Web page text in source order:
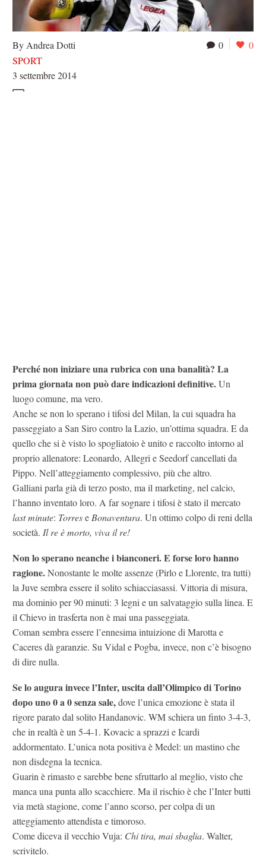
0 0
By Andrea Dotti
SPORT
3 settembre 2014
Perché non iniziare una rubrica con una banalità? La
prima giornata non può dare indicazioni definitive.Un
luogo comune, ma vero.
Anche se non lo sperano i tifosi del Milan, la cui squadra ha
passeggiato a San Siro contro la Lazio, un’ottima squadra. E da
quello che si è visto lo spogliatoio è unito e raccolto intorno al
proprio allenatore: Leonardo, Allegri e Seedorf cancellati da
Pippo. Nell’atteggiamento complessivo, più che altro.
Galliani parla già di terzo posto, ma il marketing, nel calcio,
l’hanno inventato loro. A far sognare i tifosi è stato il mercato
last minute: TorreseBonaventura. Un ottimo colpo di reni della
società. Il re è morto, viva il re!
Non lo sperano neanche i bianconeri. E forse loro hanno
ragione.Nonostante le molte assenze (Pirlo e Llorente, tra tutti)
la Juve sembra essere il solito schiacciasassi. Vittoria di misura,
ma dominio per 90 minuti: 3 legni e un salvataggio sulla linea. E
il Chievo in trasferta non è mai una passeggiata.
Coman sembra essere l’ennesima intuizione di Marotta e
Caceres dà garanzie. Su Vidal e Pogba, invece, non c’è bisogno
di dire nulla.
Se lo augura invece l’Inter, uscita dall’Olimpico di Torino
dopo uno 0 a 0 senza sale,dove l’unica emozione è stata il
rigore parato dal solito Handanovic. WM schiera un finto 3-4-3,
che in realtà è un 5-4-1. Kovacic a sprazzi e Icardi
addormentato. L’unica nota positiva è Medel: un mastino che
non disdegna la tecnica.
Guarin è rimasto e sarebbe bene sfruttarlo al meglio, visto che
manca una punta allo scacchiere. Ma il rischio è che l’Inter butti
via metà stagione, come l’anno scorso, per colpa di un
atteggiamento attendista e timoroso.
Come diceva il vecchio Vuja: Chi tira, mai sbaglia. Walter,
scrivitelo.